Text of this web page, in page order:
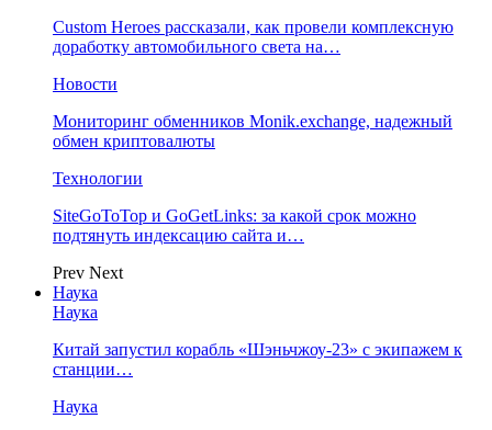
Custom Heroes рассказали, как провели комплексную
доработку автомобильного света на…
Новости
Мониторинг обменников Monik.exchange, надежный
обмен криптовалюты
Технологии
SiteGoToTop и GoGetLinks: за какой срок можно
подтянуть индексацию сайта и…
Prev Next
Наука
Наука
Китай запустил корабль «Шэньчжоу-23» с экипажем к
станции…
Наука